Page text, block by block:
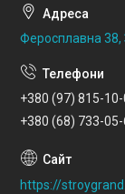
Феросплавна 38,
+380 (97) 815-
+380 (68) 733-
https://